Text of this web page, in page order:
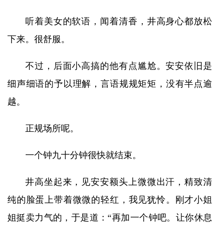
听着美女的软语，闻着清香，井高身心都放松
下来。很舒服。
不过，后面小高搞的他有点尴尬。安安依旧是
细声细语的予以理解，言语规规矩矩，没有半点逾
越。
正规场所呢。
一个钟九十分钟很快就结束。
井高坐起来，见安安额头上微微出汗，精致清
纯的脸蛋上带着微微的轻红，我见犹怜。刚才小姐
姐挺卖力气的，于是道：“再加一个钟吧。让你休息